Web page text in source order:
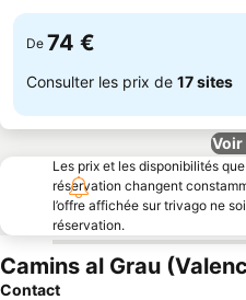
De 74 €
Consulter les prix de 17 sites
Voir
Les prix et les disponibilités
réservation changent
l’offre affichée sur trivago ne
réservation.
Camins al Grau
Contact